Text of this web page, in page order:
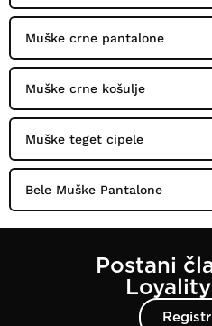
Muške crne pantalone
Muške crne košulje
Muške teget cipele
Bele Muške Pantalone
Postani